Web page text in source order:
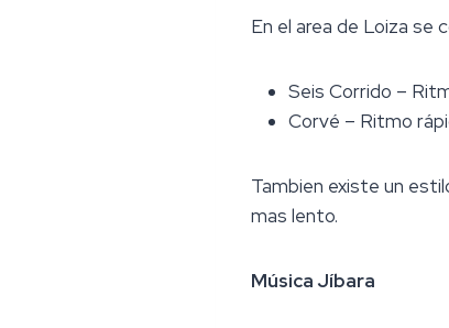
En el area de Loiza se
Seis Corrido –
Corvé – Ritmo
Tambien existe un
mas lento.
Música Jíbara